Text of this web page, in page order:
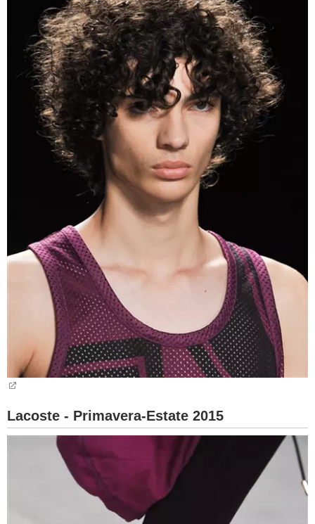
Lacoste - Primavera-Estate 2015